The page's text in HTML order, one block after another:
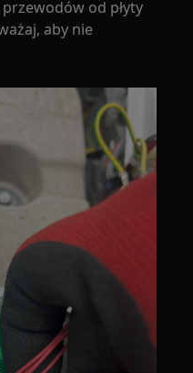
przewodów od płyty
aby nie